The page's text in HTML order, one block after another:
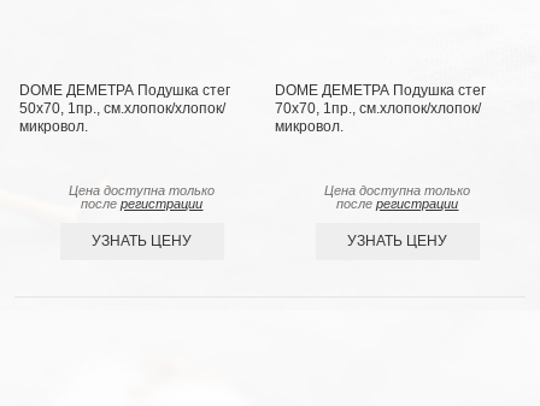
DOME ДЕМЕТРА Подушка стег
50х70, 1пр., см.хлопок/хлопок/
микровол.
Цена доступна только
послерегистрации
УЗНАТЬ ЦЕНУ
DOME ДЕМЕТРА Подушка стег
70х70, 1пр., см.хлопок/хлопок/
микровол.
Цена доступна только
послерегистрации
УЗНАТЬ ЦЕНУ